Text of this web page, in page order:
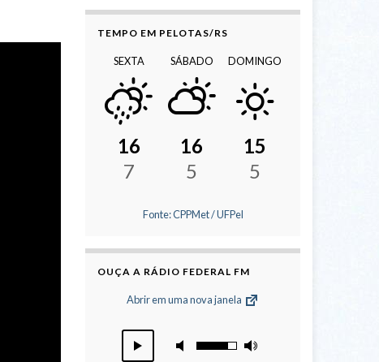
TEMPO EM PELOTAS/RS
SEXTA
16
7
SÁBADO
16
5
DOMINGO
15
5
Fonte: CPPMet / UFPel
OUÇA A RÁDIO FEDERAL FM
Abrir em uma nova janela